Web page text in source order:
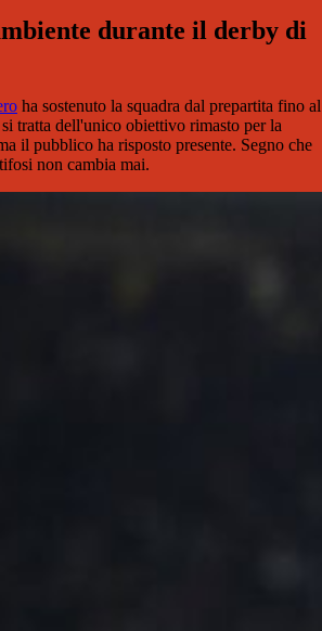
durante il derby di
ha sostenuto la squadra dal prepartita fino al
tratta dell'unico obiettivo rimasto per la
il pubblico ha risposto presente. Segno che
non cambia mai.